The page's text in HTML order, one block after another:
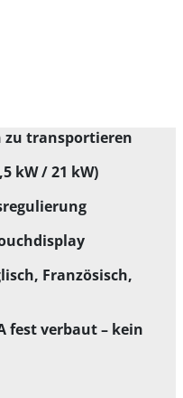
zu transportieren
kW / 21 kW)
Französisch,
fest verbaut – kein